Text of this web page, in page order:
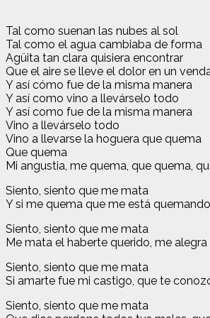
Tal como suenan las nubes al sol
Tal como el agua cambiaba de forma
Agüita tan clara quisiera encontrar
Que el aire se lleve el dolor en un
Y así cómo fue de la misma manera
Y así como vino a llevárselo todo
Y así como fue de la misma manera
Vino a llevárselo todo
Vino a llevarse la hoguera que quema
Que quema
Mi angustia, me quema, que quema,
Siento, siento que me mata
Y si me quema que me está
Siento, siento que me mata
Me mata el haberte querido, me
Siento, siento que me mata
Si amarte fue mi castigo, que te
Siento, siento que me mata